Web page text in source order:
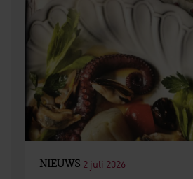
NIEUWS 2 juli 2026